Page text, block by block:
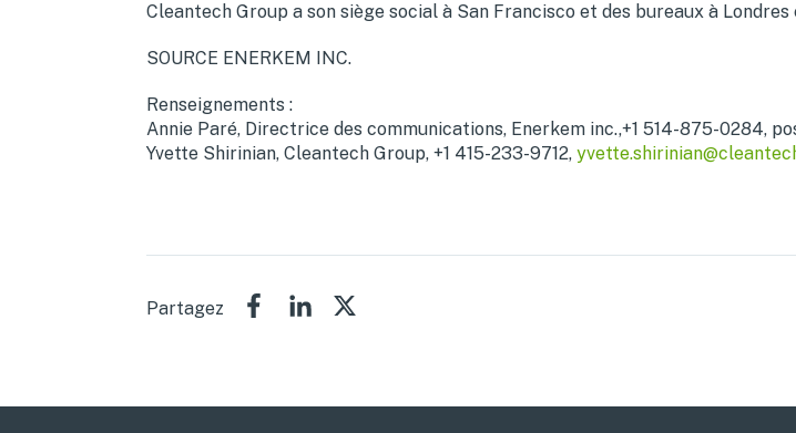
Cleantech Group a son siège social à San Francisco et des bureaux à Londres
SOURCE ENERKEM INC.
Renseignements :
Annie Paré, Directrice des communications, Enerkem inc.,+1 514-875-0284,
Yvette Shirinian, Cleantech Group, +1 415-233-9712,
Partagez